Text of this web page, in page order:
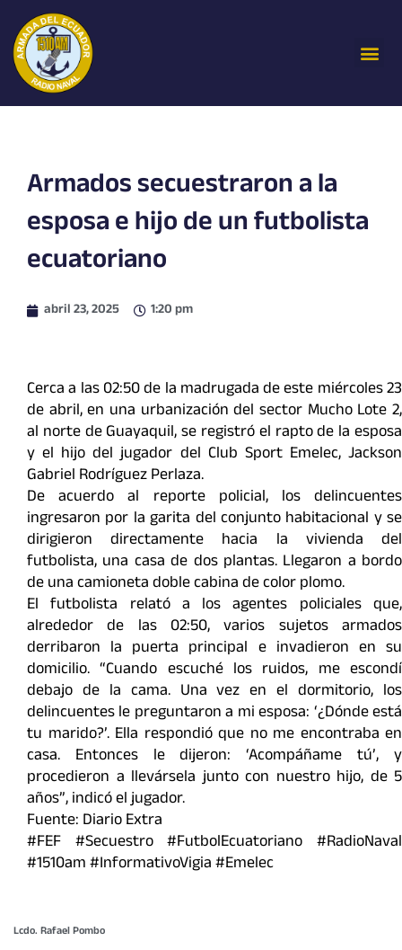
contenido
Armados secuestraron a la
esposa e hijo de un futbolista
ecuatoriano
abril 23, 2025 1:20 pm
Cerca a las 02:50 de la madrugada de este miércoles 23
de abril, en una urbanización del sector Mucho Lote 2,
al norte de Guayaquil, se registró el rapto de la esposa
y el hijo del jugador del Club Sport Emelec, Jackson
Gabriel Rodríguez Perlaza.
De acuerdo al reporte policial, los delincuentes
ingresaron por la garita del conjunto habitacional y se
dirigieron directamente hacia la vivienda del
futbolista, una casa de dos plantas. Llegaron a bordo
de una camioneta doble cabina de color plomo.
El futbolista relató a los agentes policiales que,
alrededor de las 02:50, varios sujetos armados
derribaron la puerta principal e invadieron en su
domicilio. “Cuando escuché los ruidos, me escondí
debajo de la cama. Una vez en el dormitorio, los
delincuentes le preguntaron a mi esposa: ‘¿Dónde está
tu marido?’. Ella respondió que no me encontraba en
casa. Entonces le dijeron: ‘Acompáñame tú’, y
procedieron a llevársela junto con nuestro hijo, de 5
años”, indicó el jugador.
Fuente: Diario Extra
#FEF #Secuestro #FutbolEcuatoriano #RadioNaval
#1510am #InformativoVigia #Emelec
Lcdo. Rafael Pombo